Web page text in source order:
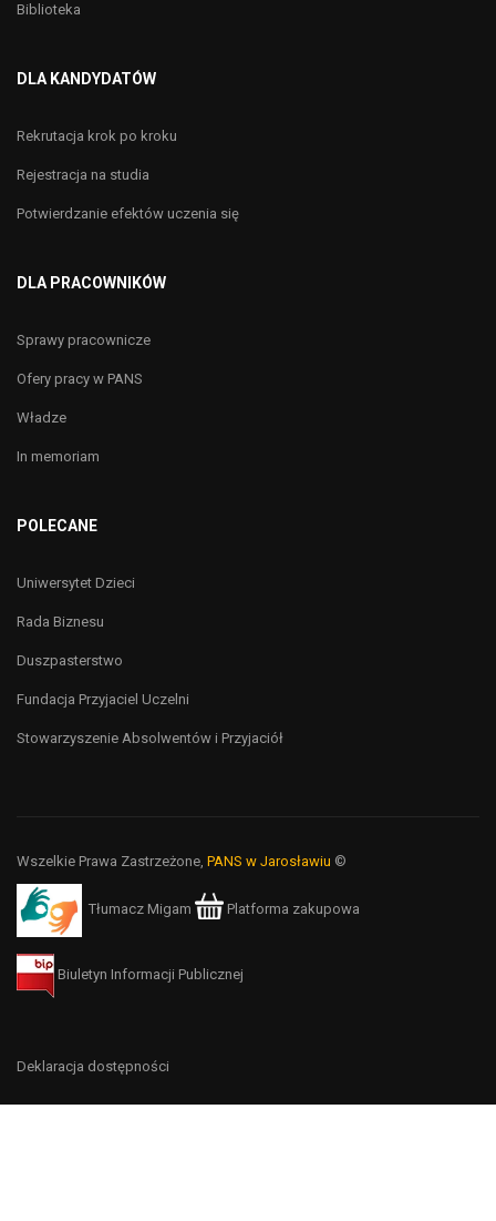
Biblioteka
DLA KANDYDATÓW
Rekrutacja krok po kroku
Rejestracja na studia
Potwierdzanie efektów uczenia się
DLA PRACOWNIKÓW
Sprawy pracownicze
Ofery pracy w PANS
Władze
In memoriam
POLECANE
Uniwersytet Dzieci
Rada Biznesu
Duszpasterstwo
Fundacja Przyjaciel Uczelni
Stowarzyszenie Absolwentów i Przyjaciół
Wszelkie Prawa Zastrzeżone, PANS w Jarosławiu ©
Tłumacz Migam Platforma zakupowa
Biuletyn Informacji Publicznej
Deklaracja dostępności